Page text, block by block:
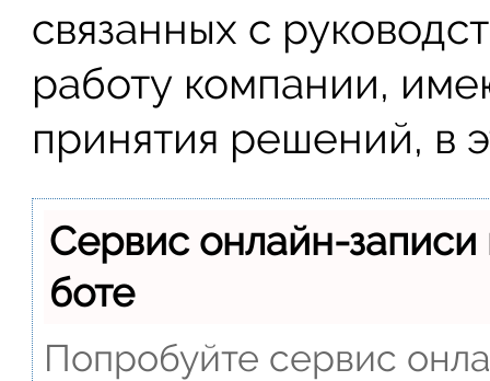
связанных с
работу компании,
принятия решений, в
Сервис онлайн-
боте
Попробуйте сервис